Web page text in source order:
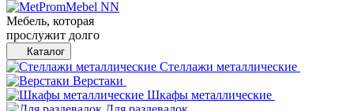
Мебель, которая
прослужит долго
Каталог
Стеллажи металлические
Верстаки
Шкафы металлические